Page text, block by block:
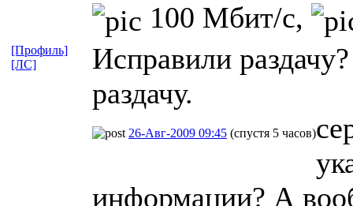
100 Мбит/с,
Исправили
раздачу.
[Профиль]
[ЛС]
26-Авг-2009 09:45 (спустя 5 часов)
информации? А